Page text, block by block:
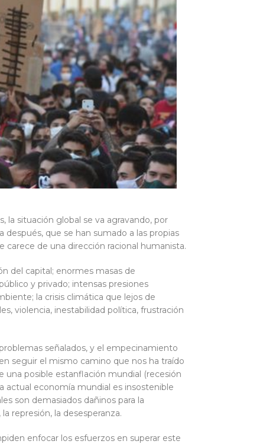
la situación global se va agravando, por
que se han sumado a las propias
de una dirección racional humanista.
del capital; enormes masas de
y privado; intensas presiones
la crisis climática que lejos de
violencia, inestabilidad política, frustración
señalados, y el empecinamiento
seguir el mismo camino que nos ha traído
una posible estanflación mundial (recesión
actual economía mundial es insostenible
son demasiados dañinos para la
represión, la desesperanza.
enfocar los esfuerzos en superar este